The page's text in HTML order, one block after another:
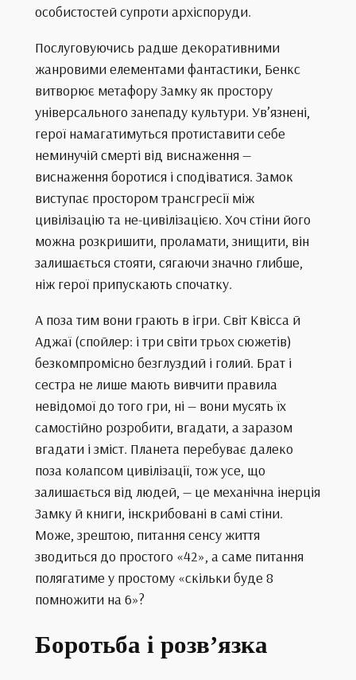
особистостей супроти архіспоруди.
Послуговуючись радше декоративними
жанровими елементами фантастики, Бенкс
витворює метафору Замку як простору
універсального занепаду культури. Ув’язнені,
герої намагатимуться протиставити себе
неминучій смерті від виснаження —
виснаження боротися і сподіватися. Замок
виступає простором трансгресії між
цивілізацію та не-цивілізацією. Хоч стіни його
можна розкришити, проламати, знищити, він
залишається стояти, сягаючи значно глибше,
ніж герої припускають спочатку.
А поза тим вони грають в ігри. Світ Квісса й
Аджаї (спойлер: і три світи трьох сюжетів)
безкомпромісно безглуздий і голий. Брат і
сестра не лише мають вивчити правила
невідомої до того гри, ні — вони мусять їх
самостійно розробити, вгадати, а заразом
вгадати і зміст. Планета перебуває далеко
поза колапсом цивілізації, тож усе, що
залишається від людей, — це механічна інерція
Замку й книги, інскрибовані в самі стіни.
Може, зрештою, питання сенсу життя
зводиться до простого «42», а саме питання
полягатиме у простому «скільки буде 8
помножити на 6»?
Боротьба і розв’язка